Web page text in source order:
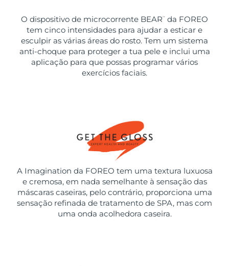
O dispositivo de microcorrente BEAR ™
da FOREO
tem cinco intensidades para ajudar a esticar e
esculpir as várias áreas do rosto. Tem um sistema
anti-choque para proteger a tua pele e inclui uma
aplicação para que possas programar vários
exercícios faciais.
A Imagination da FOREO tem uma textura luxuosa
e cremosa, em nada semelhante à sensação das
máscaras caseiras, pelo contrário, proporciona uma
sensação refinada de tratamento de SPA, mas com
uma onda acolhedora caseira.